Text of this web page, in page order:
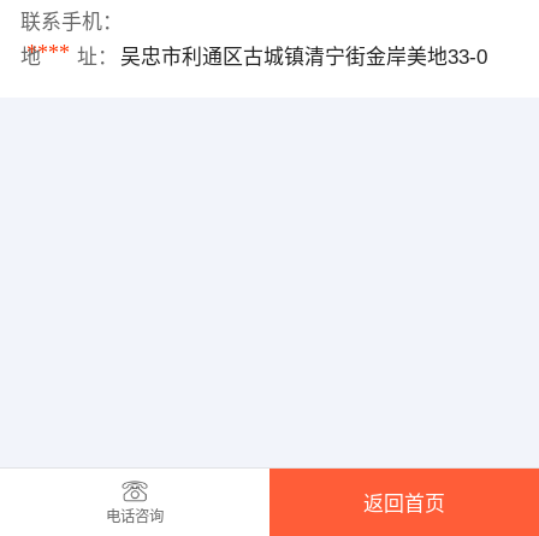
联系手机：
****
地 址： 吴忠市利通区古城镇清宁街金岸美地33-0
电话咨询
返回首页